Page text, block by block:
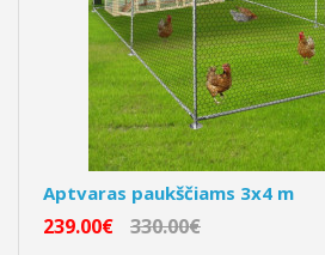
Aptvaras paukščiams 3x4 m
239.00€ 330.00€